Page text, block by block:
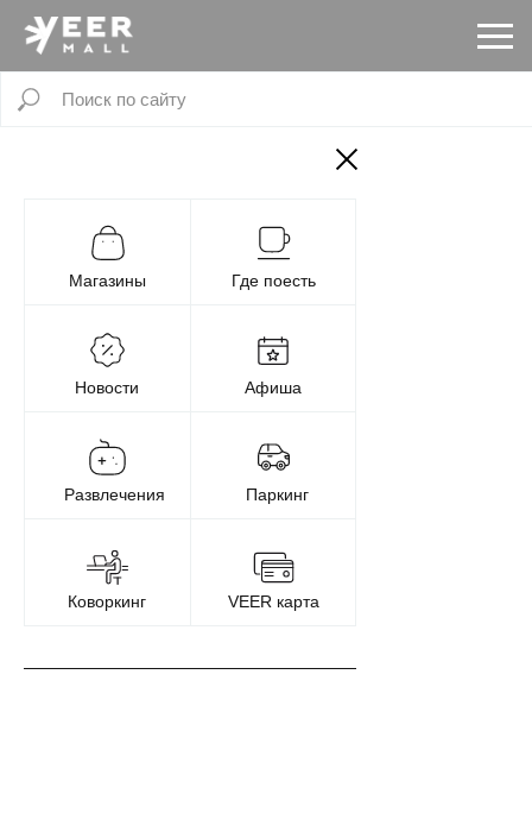
Магазины Где поесть
Новости
Паркинг
Афиша
Развлечения
VEER карта
Коворкинг